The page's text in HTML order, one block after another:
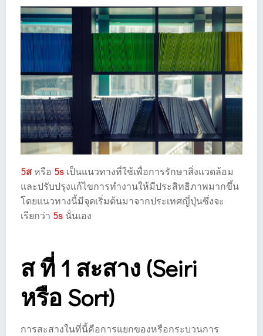
5ส หรือ 5s เป็นแนวทางที่ใช้เพื่อการรักษาสิ่งแวดล้อม
และปรับปรุงแก้ไขการทำงานให้มีประสิทธิภาพมากขึ้น
โดยแนวทางนี้มีจุดเริ่มต้นมาจากประเทศญี่ปุ่นซึ่งจะ
เรียกว่า 5s นั่นเอง
ส ที่ 1 สะสาง (Seiri
หรือ Sort)
การสะสางในที่นี้คือการแยกของหรือกระบวนการ